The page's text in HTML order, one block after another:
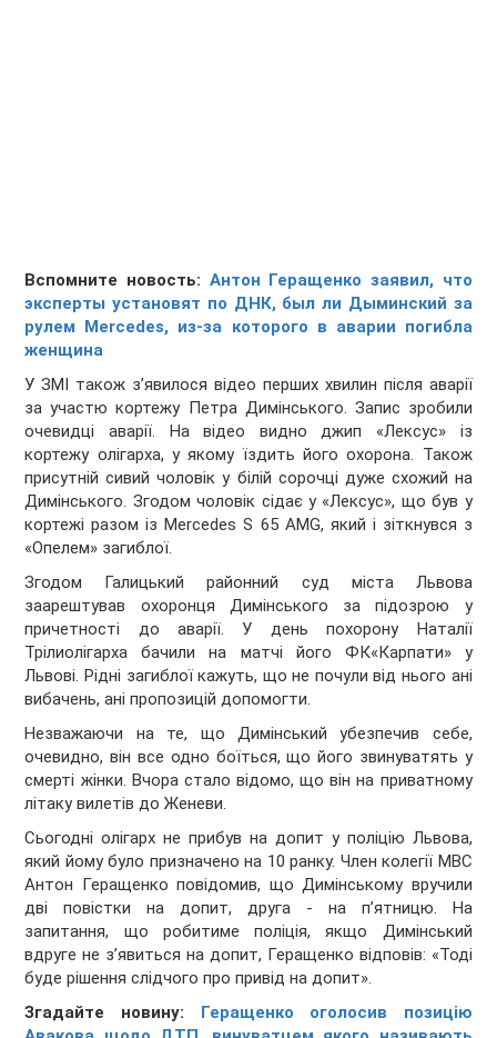
Вспомните новость: Антон Геращенко заявил, что
эксперты установят по ДНК, был ли Дыминский за
рулем Mercedes, из-за которого в аварии погибла
женщина
У ЗМІ також з’явилося відео перших хвилин після аварії
за участю кортежу Петра Димінського. Запис зробили
очевидці аварії. На відео видно джип «Лексус» із
кортежу олігарха, у якому їздить його охорона. Також
присутній сивий чоловік у білій сорочці дуже схожий на
Димінського. Згодом чоловік сідає у «Лексус», що був у
кортежі разом із Mercedes S 65 AMG, який і зіткнувся з
«Опелем» загиблої.
Згодом Галицький районний суд міста Львова
заарештував охоронця Димінського за підозрою у
причетності до аварії. У день похорону Наталії
Трілиолігарха бачили на матчі його ФК«Карпати» у
Львові. Рідні загиблої кажуть, що не почули від нього ані
вибачень, ані пропозицій допомогти.
Незважаючи на те, що Димінський убезпечив себе,
очевидно, він все одно боїться, що його звинуватять у
смерті жінки. Вчора стало відомо, що він на приватному
літаку вилетів до Женеви.
Сьогодні олігарх не прибув на допит у поліцію Львова,
який йому було призначено на 10 ранку. Член колегії МВС
Антон Геращенко повідомив, що Димінському вручили
дві повістки на допит, друга - на п’ятницю. На
запитання, що робитиме поліція, якщо Димінський
вдруге не з’явиться на допит, Геращенко відповів: «Тоді
буде рішення слідчого про привід на допит».
Згадайте новину: Геращенко оголосив позицію